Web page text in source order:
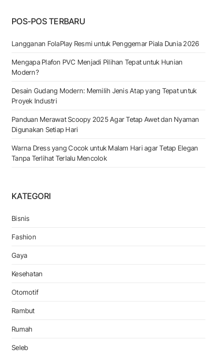
POS-POS TERBARU
Langganan FolaPlay Resmi untuk Penggemar Piala Dunia 2026
Mengapa Plafon PVC Menjadi Pilihan Tepat untuk Hunian
Modern?
Desain Gudang Modern: Memilih Jenis Atap yang Tepat untuk
Proyek Industri
Panduan Merawat Scoopy 2025 Agar Tetap Awet dan Nyaman
Digunakan Setiap Hari
Warna Dress yang Cocok untuk Malam Hari agar Tetap Elegan
Tanpa Terlihat Terlalu Mencolok
KATEGORI
Bisnis
Fashion
Gaya
Kesehatan
Otomotif
Rambut
Rumah
Seleb